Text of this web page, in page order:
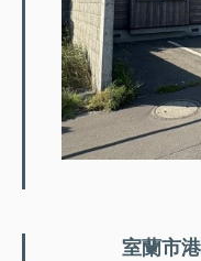
室蘭市